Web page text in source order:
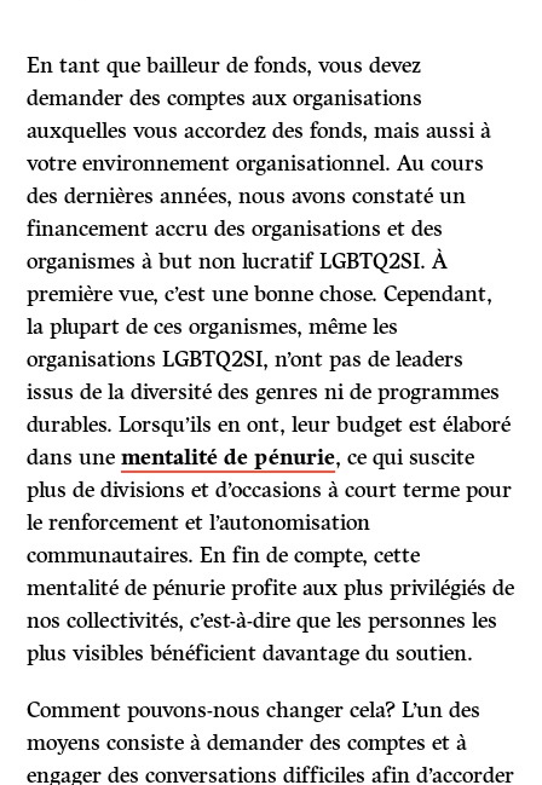
En tant que bailleur de fonds, vous devez
demander des comptes aux organisations
auxquelles vous accordez des fonds, mais aussi à
votre environnement organisationnel. Au cours
des dernières années, nous avons constaté un
financement accru des organisations et des
organismes à but non lucratif LGBTQ2SI. À
première vue, c’est une bonne chose. Cependant,
la plupart de ces organismes, même les
organisations LGBTQ2SI, n’ont pas de leaders
issus de la diversité des genres ni de programmes
durables. Lorsqu’ils en ont, leur budget est élaboré
dans unementalitéde pénurie, ce qui suscite
plus de divisions et d’occasions à court terme pour
le renforcement et l’autonomisation
communautaires. En fin de compte, cette
mentalité de pénurie profite aux plus privilégiés de
nos collectivités, c’est-à-dire que les personnes les
plus visibles bénéficient davantage du soutien.
Comment pouvons-nous changer cela? L’un des
moyens consiste à demander des comptes et à
engager des conversations difficiles afin d’accorder